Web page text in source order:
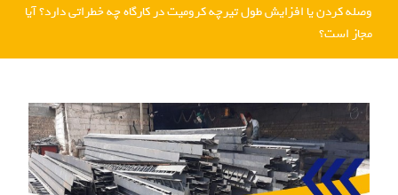
وصله کردن یا افزایش طول تیرچه کرومیت در کارگاه چه خطراتی دارد؟ آیا
مجاز است؟